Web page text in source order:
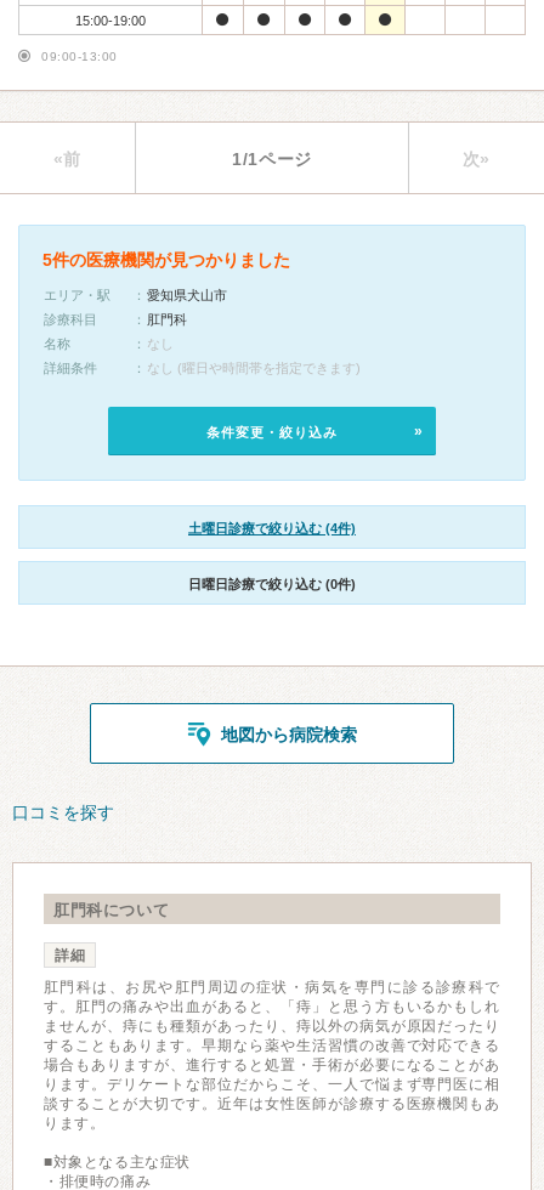
15:00-19:00
09:00-13:00
«前 1/1ページ 次»
5件の医療機関が見つかりました
エリア・駅
愛知県犬山市
診療科目
肛門科
名称
なし
詳細条件
なし (曜日や時間帯を指定できます)
条件変更・絞り込み
土曜日診療で絞り込む (4件)
日曜日診療で絞り込む (0件)
地図から病院検索
口コミを探す
肛門科について
詳細
肛門科は、お尻や肛門周辺の症状・病気を専門に診る診療科で
す。肛門の痛みや出血があると、「痔」と思う方もいるかもしれ
ませんが、痔にも種類があったり、痔以外の病気が原因だったり
することもあります。早期なら薬や生活習慣の改善で対応できる
場合もありますが、進行すると処置・手術が必要になることがあ
ります。デリケートな部位だからこそ、一人で悩まず専門医に相
談することが大切です。近年は女性医師が診療する医療機関もあ
ります。
■対象となる主な症状
・排便時の痛み